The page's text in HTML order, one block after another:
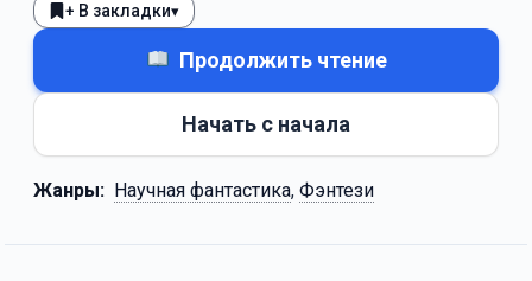
+ В закладки▾
Продолжить чтение
Начать с начала
Жанры: Научная фантастика, Фэнтези